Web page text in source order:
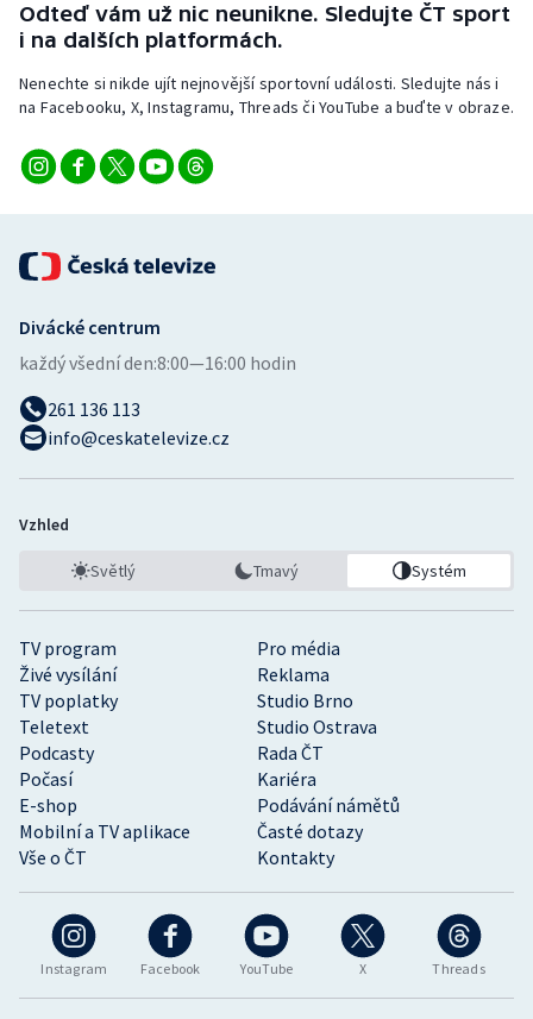
Triatlon
Veslování
Ostatní
Odteď vám už nic neunikne. Sledujte ČT sport
i na dalších platformách.
Nenechte si nikde ujít nejnovější sportovní události. Sledujte nás i
na Facebooku, X, Instagramu, Threads či YouTube a buďte v obraze.
Instagram Facebook YouTube X Threads
TV program
Pro média
Živé vysílání
Reklama
TV poplatky
Studio Brno
Teletext
Studio Ostrava
Podcasty
Rada ČT
Počasí
Kariéra
E-shop
Podávání námětů
Mobilní a TV aplikace
Časté dotazy
Vše o ČT
Kontakty
Divácké centrum
každý všední den:8:00—16:00 hodin
261 136 113
info@ceskatelevize.cz
Vzhled
Světlý Tmavý Systém